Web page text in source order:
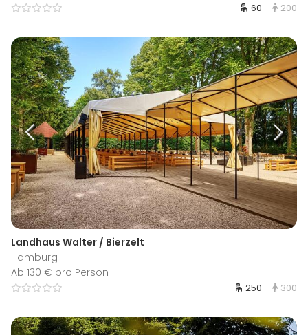
60 200
Landhaus Walter / Bierzelt
Hamburg
Ab 130 € pro Person
250 300